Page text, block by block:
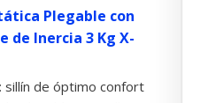
Plegable con
de Inercia 3 Kg X-
sillín de óptimo confort